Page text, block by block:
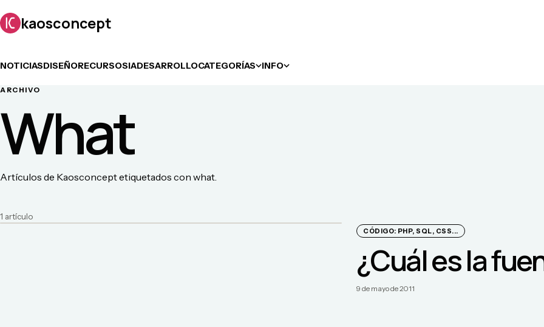
kaosconcept
NOTICIASDISEÑORECURSOSIADESARROLLOCATEGORÍAS INFO
ARCHIVO
What
Artículos de Kaosconcept etiquetados con what.
1 artículo
CÓDIGO: PHP, SQL, CSS...
¿Cuál es la
9 de mayo de 2011